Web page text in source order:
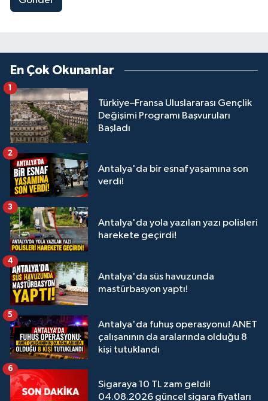
En Çok Okunanlar
Türkiye–Fransa Uluslararası Gençlik
Değişimi Programı Başvuruları
Başladı
1
Antalya'da bir esnaf yaşamına son
verdi!
2
Antalya'da yola yazılan yazı polisleri
harekete geçirdi!
3
Antalya'da süs havuzunda
mastürbasyon yaptı!
4
Antalya'da fuhuş operasyonu! ANET
çalışanının da aralarında olduğu 8
kişi tutuklandı
5
Sigaraya 10 TL zam geldi!
04.08.2026 güncel sigara fiyatları
6